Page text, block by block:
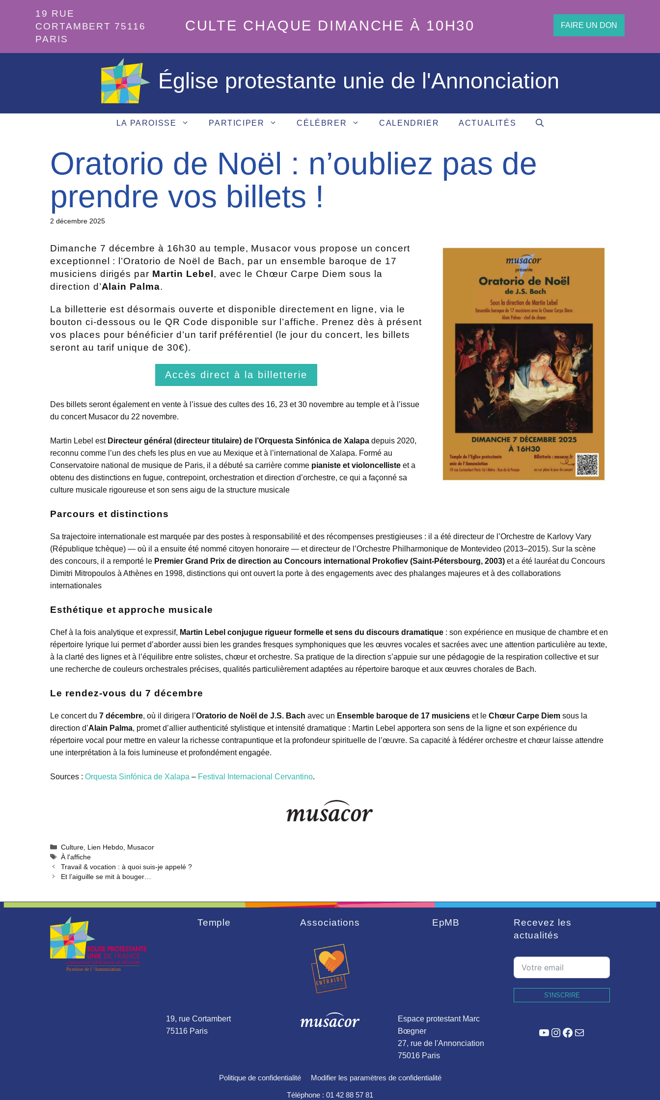
19 RUE
CORTAMBERT 75116
PARIS
CULTE CHAQUE DIMANCHE À 10H30 FAIRE UN DON
Église protestante unie de l'Annonciation
LA PAROISSE PARTICIPER CÉLÉBRER CALENDRIER ACTUALITÉS
Oratorio de Noël : n’oubliez pas de
prendre vos billets !
2 décembre 2025
Dimanche 7 décembre à 16h30 au temple, Musacor vous propose un concert
exceptionnel : l’Oratorio de Noël de Bach, par un ensemble baroque de 17
musiciens dirigés par Martin Lebel, avec le Chœur Carpe Diem sous la
direction d’Alain Palma.
La billetterie est désormais ouverte et disponible directement en ligne, via le
bouton ci-dessous ou le QR Code disponible sur l’affiche. Prenez dès à présent
vos places pour bénéficier d’un tarif préférentiel (le jour du concert, les billets
seront au tarif unique de 30€).
Accès direct à la billetterie
Des billets seront également en vente à l’issue des cultes des 16, 23 et 30 novembre au temple et à l’issue
du concert Musacor du 22 novembre.
Martin Lebel est Directeur général (directeur titulaire) de l’Orquesta Sinfónica de Xalapa depuis 2020,
reconnu comme l’un des chefs les plus en vue au Mexique et à l’international de Xalapa. Formé au
Conservatoire national de musique de Paris, il a débuté sa carrière comme pianiste et violoncelliste et a
obtenu des distinctions en fugue, contrepoint, orchestration et direction d’orchestre, ce qui a façonné sa
culture musicale rigoureuse et son sens aigu de la structure musicale
Parcours et distinctions
Sa trajectoire internationale est marquée par des postes à responsabilité et des récompenses prestigieuses : il a été directeur de l’Orchestre de Karlovy Vary
(République tchèque) — où il a ensuite été nommé citoyen honoraire — et directeur de l’Orchestre Philharmonique de Montevideo (2013–2015). Sur la scène
des concours, il a remporté le Premier Grand Prix de direction au Concours international Prokofiev (Saint-Pétersbourg, 2003) et a été lauréat du Concours
Dimitri Mitropoulos à Athènes en 1998, distinctions qui ont ouvert la porte à des engagements avec des phalanges majeures et à des collaborations
internationales
Esthétique et approche musicale
Chef à la fois analytique et expressif, Martin Lebel conjugue rigueur formelle et sens du discours dramatique : son expérience en musique de chambre et en
répertoire lyrique lui permet d’aborder aussi bien les grandes fresques symphoniques que les œuvres vocales et sacrées avec une attention particulière au texte,
à la clarté des lignes et à l’équilibre entre solistes, chœur et orchestre. Sa pratique de la direction s’appuie sur une pédagogie de la respiration collective et sur
une recherche de couleurs orchestrales précises, qualités particulièrement adaptées au répertoire baroque et aux œuvres chorales de Bach.
Le rendez‑vous du 7 décembre
Le concert du 7 décembre, où il dirigera l’Oratorio de Noël de J.S. Bach avec un Ensemble baroque de 17 musiciens et le Chœur Carpe Diem sous la
direction d’Alain Palma, promet d’allier authenticité stylistique et intensité dramatique : Martin Lebel apportera son sens de la ligne et son expérience du
répertoire vocal pour mettre en valeur la richesse contrapuntique et la profondeur spirituelle de l’œuvre. Sa capacité à fédérer orchestre et chœur laisse attendre
une interprétation à la fois lumineuse et profondément engagée.
Sources : Orquesta Sinfónica de Xalapa – Festival Internacional Cervantino.
Catégories
Culture, Lien Hebdo, Musacor
Étiquettes
À l'affiche
Travail & vocation : à quoi suis-je appelé ?
Et l’aiguille se mit à bouger…
Temple
19, rue Cortambert
75116 Paris
Associations EpMB
Espace protestant Marc
Bœgner
27, rue de l'Annonciation
75016 Paris
Recevez les
actualités
S'INSCRIRE
YouTube
Instagram
Facebook
E-mail
Politique de confidentialité Modifier les paramètres de confidentialité
Téléphone : 01 42 88 57 81